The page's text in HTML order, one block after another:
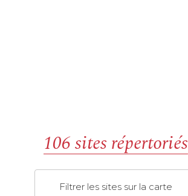
106 sites répertoriés
Filtrer les sites sur la carte